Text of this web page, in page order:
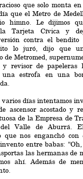
que solo monta
que el Metro de
himno. Le dijimos
Tarjeta Cívica y
contra el
lo juró, dijo que
de Metromed,
y revisor de papeleras
una estrofa en una
días intentamos
ascensor acostado y
de la Empresa de
Valle de Aburrá.
que nos enganchó con
entre babas:
las hermanas de
ahí. Además de